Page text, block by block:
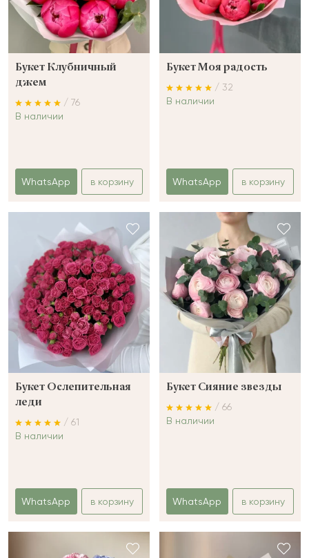
Букет Клубничный
джем
/ 76
В наличии
WhatsApp в корзину
Букет Моя радость
/ 32
В наличии
WhatsApp в корзину
Букет Ослепительная
леди
/ 61
В наличии
WhatsApp в корзину
Букет Сияние звезды
/ 66
В наличии
WhatsApp в корзину